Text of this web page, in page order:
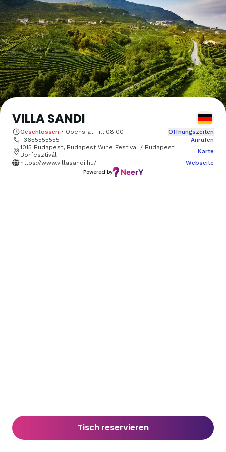
VILLA SANDI
Geschlossen • Opens at Fr., 08:00
Öffnungszeiten
+3655555555
Anrufen
1015 Budapest, Budapest Wine Festival / Budapest
Borfesztivál
Karte
https://www.villasandi.hu/
Webseite
Powered by
Tisch reservieren